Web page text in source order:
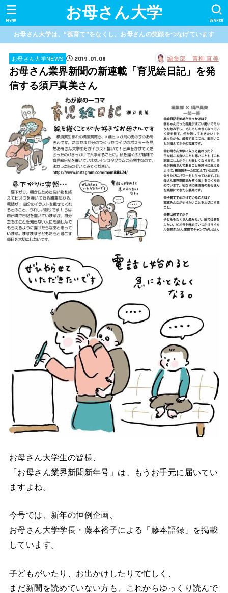
お母さん大学 SEARCH
MENU
お母さん大学は、“孤育て”をなくし、お母さんの笑顔をつなげています
お母さん大学NEWS 2019.01.08 編集部 青柳 真美
お母さん業界新聞の新連載「育児絵日記」を発
信する須戸真美さん
お母さん大学生の皆様、
「お母さん業界新聞新年号」は、もうお手元に届いてい
ますよね。
今号では、新年の恒例企画、
お母さん大学学長・藤本裕子による「藤本語録」を掲載
しています。
子どもがいたり、お出かけしたりで忙しく、
まだ新聞を読めていない方も、これからゆっくり読んで